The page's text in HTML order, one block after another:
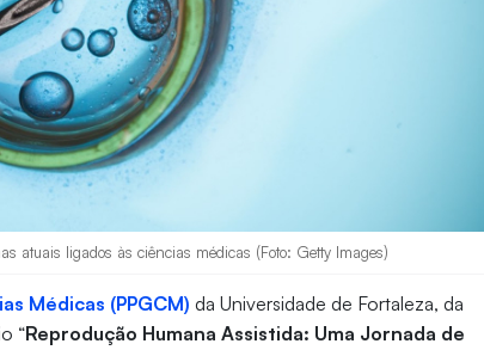
atuais ligados às ciências médicas (Foto: Getty Images)
Médicas (PPGCM) da Universidade de Fortaleza, da
“Reprodução Humana Assistida: Uma Jornada de